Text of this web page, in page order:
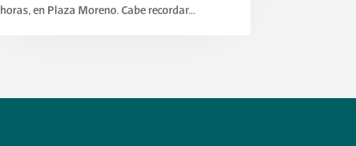
horas, en Plaza Moreno. Cabe recordar...